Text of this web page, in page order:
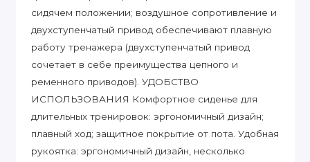
сидячем положении; воздушное сопротивление и
двухступенчатый привод обеспечивают плавную
работу тренажера (двухступенчатый привод
сочетает в себе преимущества цепного и
ременного приводов). УДОБСТВО
ИСПОЛЬЗОВАНИЯ Комфортное сиденье для
длительных тренировок: эргономичный дизайн;
плавный ход; защитное покрытие от пота. Удобная
рукоятка: эргономичный дизайн, несколько